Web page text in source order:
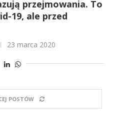
przejmowania. To
19, ale przed
23 marca 2020
POSTÓW